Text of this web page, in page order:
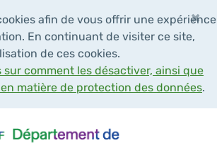
afin de vous offrir une expérience
En continuant de visiter ce site,
de ces cookies.
sur comment les désactiver, ainsi que
matière de protection des données.
×